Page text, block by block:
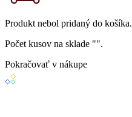
Produkt nebol pridaný do košíka.
Počet kusov na sklade "".
Pokračovať v nákupe